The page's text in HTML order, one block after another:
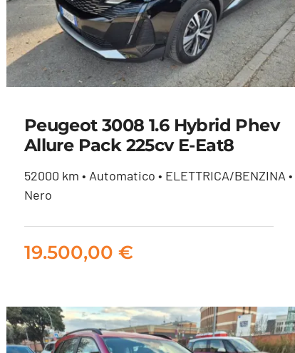
Peugeot 3008 1.6 hybrid
phev Allure Pack 225cv e-
eat8
19.500,00
Peugeot 3008 1.6 Hybrid Phev
Allure Pack 225cv E-Eat8
52000 km • Automatico • ELETTRICA/BENZINA •
Nero
19.500,00 €